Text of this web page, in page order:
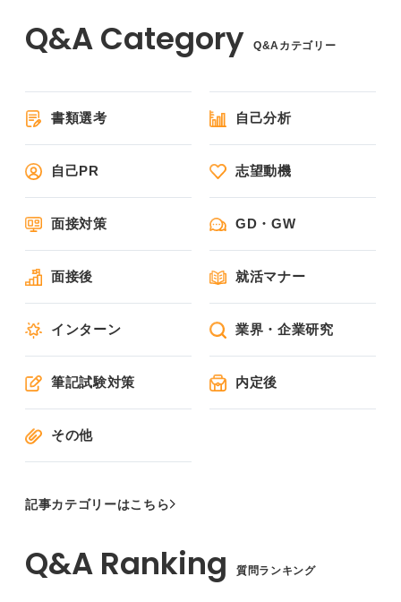
Q&Aカテゴリー
書類選考 自己分析
自己PR 志望動機
面接対策 GD・GW
面接後 就活マナー
インターン 業界・企業研究
筆記試験対策 内定後
その他
記事カテゴリーはこちら
質問ランキング